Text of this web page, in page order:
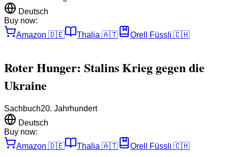
Deutsch
Buy now:
Amazon 🇩🇪 Thalia 🇦🇹 Orell Füssli 🇨🇭
Roter Hunger: Stalins Krieg gegen die
Ukraine
Sachbuch20. Jahrhundert
Deutsch
Buy now:
Amazon 🇩🇪 Thalia 🇦🇹 Orell Füssli 🇨🇭